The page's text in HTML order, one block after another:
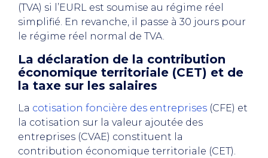
(TVA) si l’EURL est soumise au régime réel
simplifié. En revanche, il passe à 30 jours pour
le régime réel normal de TVA.
La déclaration de la contribution
économique territoriale (CET) et de
la taxe sur les salaires
La cotisation foncière des entreprises (CFE) et
la cotisation sur la valeur ajoutée des
entreprises (CVAE) constituent la
contribution économique territoriale (CET).